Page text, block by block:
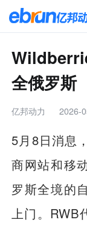
全俄罗斯
亿邦动力 2026-
5月8日消息
商网站和移
罗斯全境的
上门。RWB